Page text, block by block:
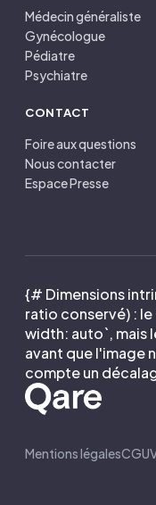
Médecin généraliste
Gynécologue
Pédiatre
Psychiatre
CONTACT
Foire aux questions
Nous contacter
Espace Presse
{# Dimensions
ratio conservé) :
width: auto`, mais
avant que l'image
compte un
Mentions légales